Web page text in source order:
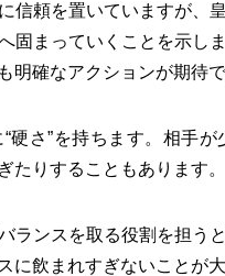
信頼を置いていますが、
固まっていくことを示し
明確なアクションが期待で
硬さ”を持ちます。相手
たりすることもあります。
ランスを取る役割を担う
に飲まれすぎないことが大